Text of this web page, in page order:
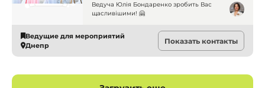
Ведуча Юлія Бондаренко зробить Вас
щасливішими! 🤗
Ведущие для мероприятий
Днепр
Показать контакты